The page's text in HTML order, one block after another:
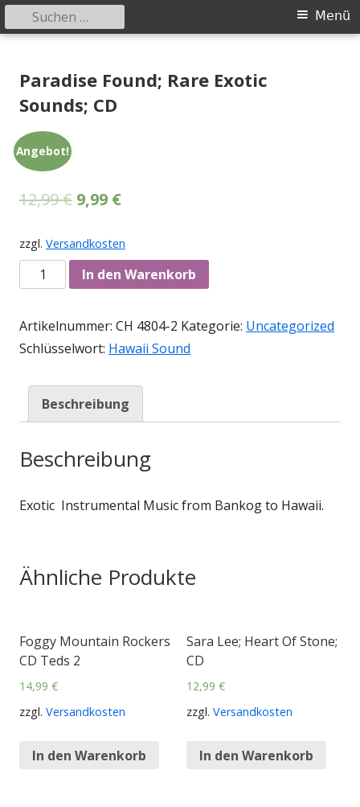
zum
Primäres
Menü
Suchen
nach:
Paradise Found; Rare Exotic
Sounds; CD
Angebot!
12,99€ 9,99 €
zzgl. Versandkosten
Anzahl In den Warenkorb
Artikelnummer: CH 4804-2 Kategorie: Uncategorized
Schlüsselwort: Hawaii Sound
Beschreibung
Beschreibung
Exotic Instrumental Music from Bankog to Hawaii.
Ähnliche Produkte
Foggy Mountain Rockers
CD Teds 2
14,99 €
zzgl. Versandkosten
In den Warenkorb
Sara Lee; Heart Of Stone;
CD
12,99 €
zzgl. Versandkosten
In den Warenkorb